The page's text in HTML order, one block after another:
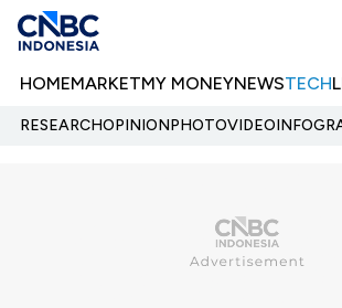
HOMEMARKETMY MONEYNEWSTECH
RESEARCHOPINIONPHOTOVIDEO